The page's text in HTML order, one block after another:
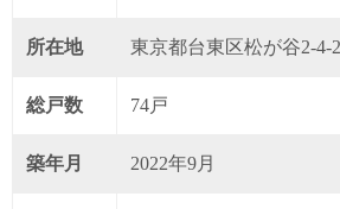
所在地 東京都台東区松が谷2-4-2
総戸数 74戸
築年月 2022年9月